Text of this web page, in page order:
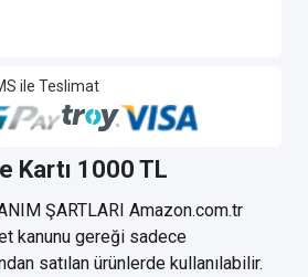
ile Teslimat
Kartı 1000 TL
ŞARTLARI Amazon.com.tr
kanunu gereği sadece
satılan ürünlerde kullanılabilir.